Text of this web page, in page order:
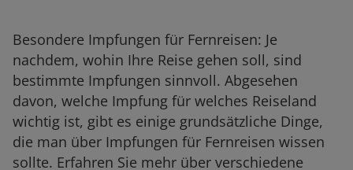
Besondere Impfungen für Fernreisen: Je
nachdem, wohin Ihre Reise gehen soll, sind
bestimmte Impfungen sinnvoll. Abgesehen
davon, welche Impfung für welches Reiseland
wichtig ist, gibt es einige grundsätzliche Dinge,
die man über Impfungen für Fernreisen wissen
sollte. Erfahren Sie mehr über verschiedene